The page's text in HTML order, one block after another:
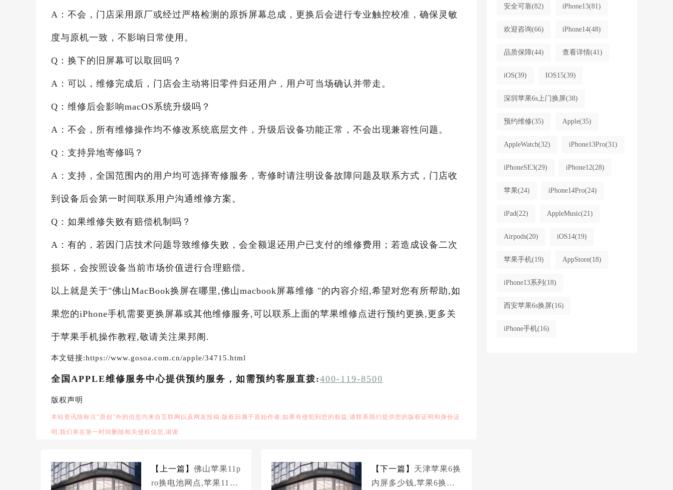
A：不会，门店采用原厂或经过严格检测的原拆屏幕总成，更换后会进行专业触控校准，确保灵敏
度与原机一致，不影响日常使用。
Q：换下的旧屏幕可以取回吗？
A：可以，维修完成后，门店会主动将旧零件归还用户，用户可当场确认并带走。
Q：维修后会影响macOS系统升级吗？
A：不会，所有维修操作均不修改系统底层文件，升级后设备功能正常，不会出现兼容性问题。
Q：支持异地寄修吗？
A：支持，全国范围内的用户均可选择寄修服务，寄修时请注明设备故障问题及联系方式，门店收
到设备后会第一时间联系用户沟通维修方案。
Q：如果维修失败有赔偿机制吗？
A：有的，若因门店技术问题导致维修失败，会全额退还用户已支付的维修费用；若造成设备二次
损坏，会按照设备当前市场价值进行合理赔偿。
以上就是关于"佛山MacBook换屏在哪里,佛山macbook屏幕维修 "的内容介绍,希望对您有所帮助,如
果您的iPhone手机需要更换屏幕或其他维修服务,可以联系上面的苹果维修点进行预约更换,更多关
于苹果手机操作教程,敬请关注果邦阁.
本文链接:https://www.gosoa.com.cn/apple/34715.html
全国APPLE维修服务中心提供预约服务，如需预约客服直拨:400-119-8500
版权声明
本站资讯除标注“原创”外的信息均来自互联网以及网友投稿,版权归属于原始作者,如果有侵犯到您的权益,请联系我们提供您的版权证明和身份证
明,我们将在第一时间删除相关侵权信息,谢谢.
【上一篇】 佛山苹果11p
ro换电池网点,苹果11pr
【下一篇】 天津苹果6换
内屏多少钱,苹果6换内
安全可靠(82) iPhone13(81)
欢迎咨询(66) iPhone14(48)
品质保障(44) 查看详情(41)
iOS(39) IOS15(39)
深圳苹果6s上门换屏(38)
预约维修(35) Apple(35)
AppleWatch(32) iPhone13Pro(31)
iPhoneSE3(29) iPhone12(28)
苹果(24) iPhone14Pro(24)
iPad(22) AppleMusic(21)
Airpods(20) iOS14(19)
苹果手机(19) AppStore(18)
iPhone13系列 (18)
西安苹果6s换屏(16)
iPhone手机(16)